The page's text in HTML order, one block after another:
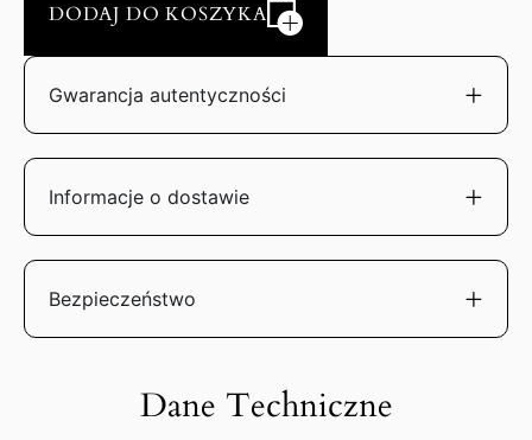
DODAJ DO KOSZYKA
Gwarancja autentyczności
Informacje o dostawie
Bezpieczeństwo
Dane Techniczne